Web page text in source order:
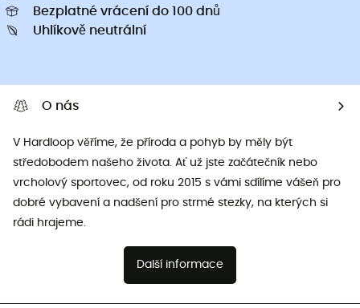
Bezplatné vrácení do 100 dnů
Uhlíkově neutrální
O nás
V Hardloop věříme, že příroda a pohyb by měly být
středobodem našeho života. Ať už jste začátečník nebo
vrcholový sportovec, od roku 2015 s vámi sdílíme vášeň pro
dobré vybavení a nadšení pro strmé stezky, na kterých si
rádi hrajeme.
Další informace